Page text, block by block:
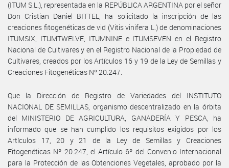
(ITUM S.L.), representada en la REPÚBLICA ARGENTINA por el señor
Don Cristian Daniel BITTEL, ha solicitado la inscripción de las
creaciones fitogenéticas de vid (Vitis vinifera L.) de denominaciones
ITUMSIX, ITUMTWELVE, ITUMNINE e ITUMSEVEN en el Registro
Nacional de Cultivares y en el Registro Nacional de la Propiedad de
Cultivares, creados por los Artículos 16 y 19 de la Ley de Semillas y
Creaciones Fitogenéticas Nº 20.247.
Que la Dirección de Registro de Variedades del INSTITUTO
NACIONAL DE SEMILLAS, organismo descentralizado en la órbita
del MINISTERIO DE AGRICULTURA, GANADERÍA Y PESCA, ha
informado que se han cumplido los requisitos exigidos por los
Artículos 17, 20 y 21 de la Ley de Semillas y Creaciones
Fitogenéticas Nº 20.247, el Artículo 6º del Convenio Internacional
para la Protección de las Obtenciones Vegetales, aprobado por la